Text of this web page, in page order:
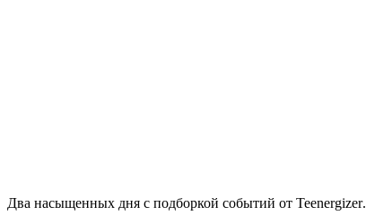
Два насыщенных дня с подборкой событий от Teenergizer.